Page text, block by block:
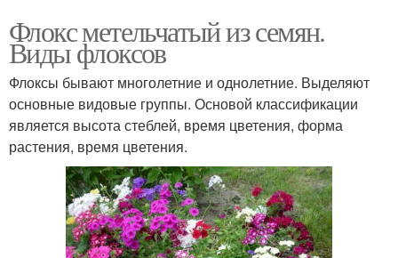
Флокс метельчатый из семян.
Виды флоксов
Флоксы бывают многолетние и однолетние. Выделяют
основные видовые группы. Основой классификации
является высота стеблей, время цветения, форма
растения, время цветения.